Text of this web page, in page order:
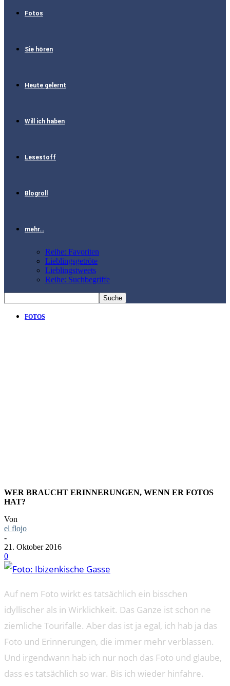
Fotos
Sie hören
Heute gelernt
Will ich haben
Lesestoff
Blogroll
mehr…
Reihe: Favoriten
Lieblingsgetröte
Lieblingstweets
Reihe: Suchbegriffe
FOTOS
WER BRAUCHT ERINNERUNGEN, WENN ER FOTOS
HAT?
Von
el flojo
-
21. Oktober 2016
0
Auf nem Foto wirkt es tatsächlich ein bisschen
idyllischer als in Wirklichkeit. Das Ganze ist schon ne
ziemliche Tourifalle. Aber das ist ja egal, ich hab ja das
Foto und Erinnerungen, die immer mehr verblassen.
Und irgendwann hab ich nur noch das Foto und glaube,
dass es tatsächlich so war. Bis ich wieder hinfahre.